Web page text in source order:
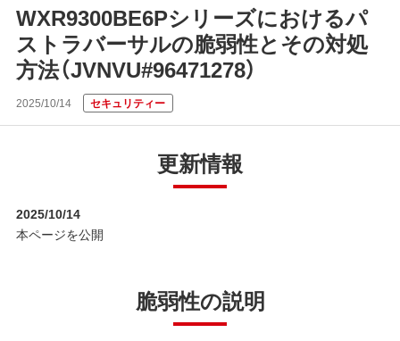
WXR9300BE6Pシリーズにおけるパ
ストラバーサルの脆弱性とその対処
方法（JVNVU#96471278）
2025/10/14 セキュリティー
更新情報
2025/10/14
本ページを公開
脆弱性の説明